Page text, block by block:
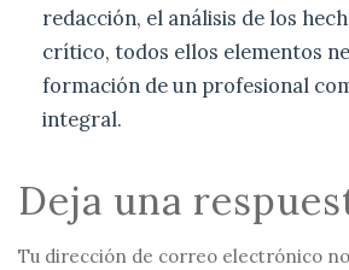
redacción, el análisis de los
crítico, todos ellos elementos
formación de un profesional
integral.
Deja una
Tu dirección de correo electrónico